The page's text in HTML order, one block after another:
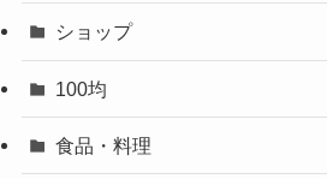
ショップ
100均
食品・料理